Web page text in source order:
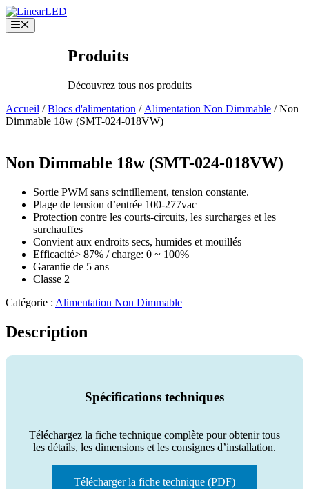
Aller
au
contenu
Menu
Produits
Découvrez tous nos produits
Accueil /Blocs d'alimentation / Alimentation Non Dimmable / Non
Dimmable 18w (SMT-024-018VW)
Non Dimmable 18w (SMT-024-018VW)
Sortie PWM sans scintillement, tension constante.
Plage de tension d’entrée 100-277vac
Protection contre les courts-circuits, les surcharges et les
surchauffes
Convient aux endroits secs, humides et mouillés
Efficacité> 87% / charge: 0 ~ 100%
Garantie de 5 ans
Classe 2
Catégorie : Alimentation Non Dimmable
Description
Spécifications techniques
Téléchargez la fiche technique complète pour obtenir tous
les détails, les dimensions et les consignes d’installation.
Télécharger la fiche technique (PDF)